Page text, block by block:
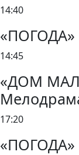
14:40
«ПОГОДА»
14:45
«ДОМ
17:20
«ПОГОДА»